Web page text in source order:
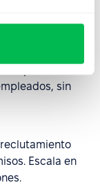
sin
Escala en